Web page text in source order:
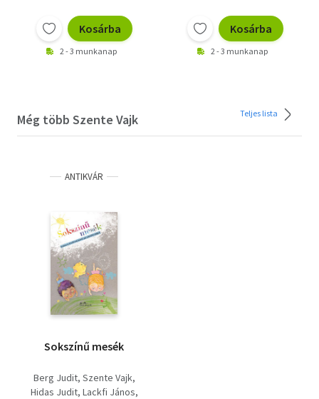
Kosárba
2 - 3 munkanap
Kosárba
2 - 3 munkanap
Még több Szente Vajk Teljes lista
ANTIKVÁR
Sokszínű mesék
Berg Judit Szente Vajk
Hidas Judit Lackfi János